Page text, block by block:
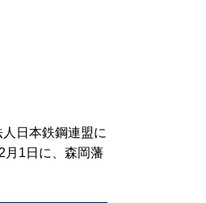
日本鉄鋼連盟に
月1日に、森岡藩